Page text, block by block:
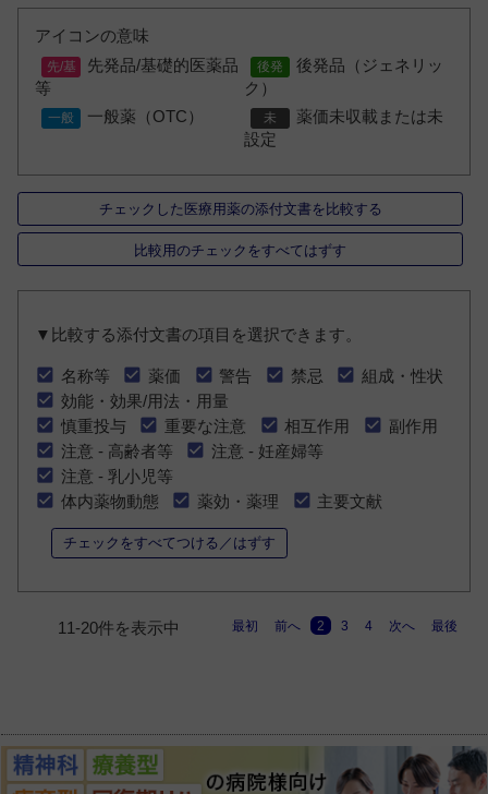
アイコンの意味
先発品/基礎的医薬品
等
後発品（ジェネリッ
ク）
一般薬（OTC）
薬価未収載または未
設定
チェックした医療用薬の添付文書を比較する
比較用のチェックをすべてはずす
▼比較する添付文書の項目を選択できます。
名称等 薬価 警告 禁忌
組成・性状
効能・効果/用法・用量
慎重投与
重要な注意 相互作用
副作用
注意 - 高齢者等
注意 - 妊産婦等
注意 - 乳小児等
体内薬物動態
薬効・薬理 主要文献
チェックをすべてつける／はずす
11-20件を表示中 最初 前へ 2 3 4 次へ 最後